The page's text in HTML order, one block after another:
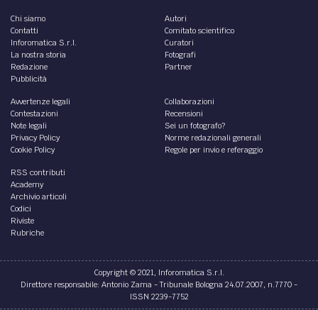
Chi siamo
Contatti
Inforomatica S.r.l.
La nostra storia
Redazione
Pubblicità
Autori
Comitato scientifico
Curatori
Fotografi
Partner
Avvertenze legali
Contestazioni
Note legali
Privacy Policy
Cookie Policy
Collaborazioni
Recensioni
Sei un fotografo?
Norme redazionali generali
Regole per invio e referaggio
RSS contributi
Academy
Archivio articoli
Codici
Riviste
Rubriche
Copyright © 2021, Inforomatica S.r.l.
Direttore responsabile: Antonio Zama - Tribunale Bologna 24.07.2007, n.7770 -
ISSN 2239-7752